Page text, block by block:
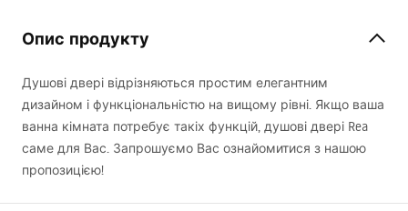
Опис продукту
Душові двері відрізняються простим елегантним
дизайном і функціональністю на вищому рівні. Якщо ваша
ванна кімната потребує такіх функцій, душові двері Rea
саме для Вас. Запрошуємо Вас ознайомитися з нашою
пропозицією!